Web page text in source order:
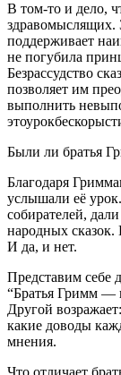
В том-то и дело,
здравомыслящих.
поддерживает
не погубила
Безрассудство
позволяет им
выполнить
Были ли братья
Благодаря
услышали её
собирателей,
народных
И да, и нет.
Представим себе
“Братья Гримм —
Другой
какие доводы
мнения.
Что отличает